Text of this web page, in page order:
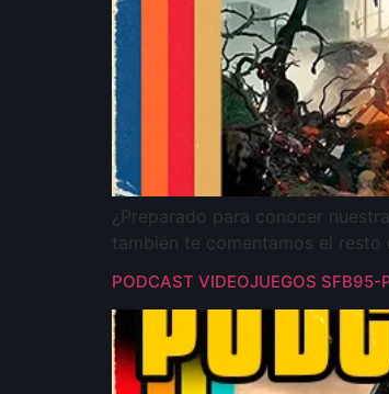
¿Preparado para conocer
también te comentamos el
PODCAST VIDEOJUEGOS